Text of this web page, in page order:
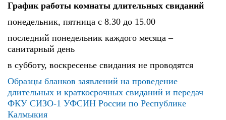
График работы комнаты длительных свиданий
понедельник, пятница с 8.30 до 15.00
последний понедельник каждого месяца –
санитарный день
в субботу, воскресенье свидания не проводятся
Образцы бланков заявлений на проведение
длительных и краткосрочных свиданий и передач
ФКУ СИЗО-1 УФСИН России по Республике
Калмыкия